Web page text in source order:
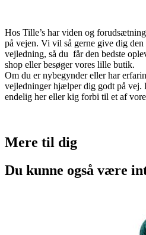
Hos Tille’s har viden og
på vejen. Vi vil så gerne give dig den
vejledning, så du får den bedste
shop eller besøger vores lille butik.
Om du er nybegynder eller har
vejledninger hjælper dig godt på vej.
endelig her eller kig forbi til et af
Mere til dig
Du kunne også være